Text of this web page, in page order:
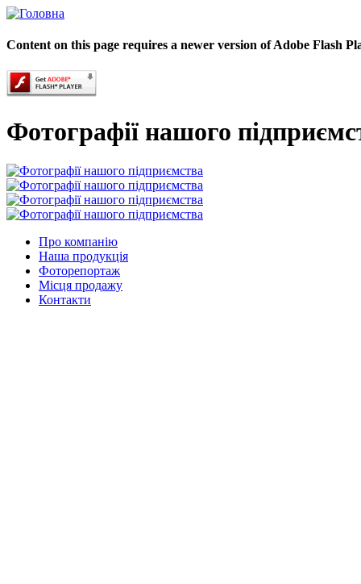
Content on this page requires a newer version of Adobe Flash
Фотографії нашого
Про компанію
Наша продукція
Фоторепортаж
Місця продажу
Контакти